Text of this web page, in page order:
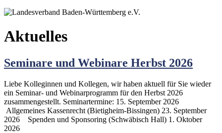
Aktuelles
Seminare und Webinare Herbst 2026
Liebe Kolleginnen und Kollegen, wir haben aktuell für Sie wieder
ein Seminar- und Webinarprogramm für den Herbst 2026
zusammengestellt. Seminartermine: 15. September 2026
Allgemeines Kassenrecht (Bietigheim-Bissingen) 23. September
2026 Spenden und Sponsoring (Schwäbisch Hall) 1. Oktober
2026